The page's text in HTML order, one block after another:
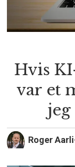
Hvis
var et
Roger